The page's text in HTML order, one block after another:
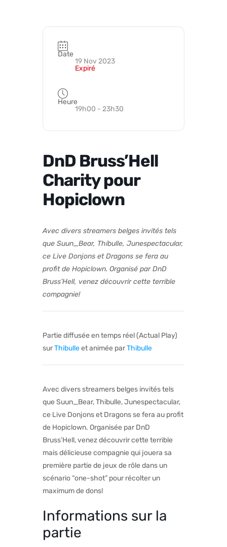
Date
19 Nov 2023
Expiré
Heure
19h00 - 23h30
DnD Bruss’Hell
Charity pour
Hopiclown
Avec divers streamers belges invités tels
que Suun_Bear, Thibulle, Junespectacular,
ce Live Donjons et Dragons se fera au
profit de Hopiclown. Organisé par DnD
Bruss’Hell, venez découvrir cette terrible
compagnie!
Partie diffusée en temps réel (Actual Play)
surThibulleet animée parThibulle
Avec divers streamers belges invités tels
que Suun_Bear, Thibulle, Junespectacular,
ce Live Donjons et Dragons se fera au profit
de Hopiclown. Organisée par DnD
Bruss’Hell, venez découvrir cette terrible
mais délicieuse compagnie qui jouera sa
première partie de jeux de rôle dans un
scénario “one-shot” pour récolter un
maximum de dons!
Informations sur la
partie